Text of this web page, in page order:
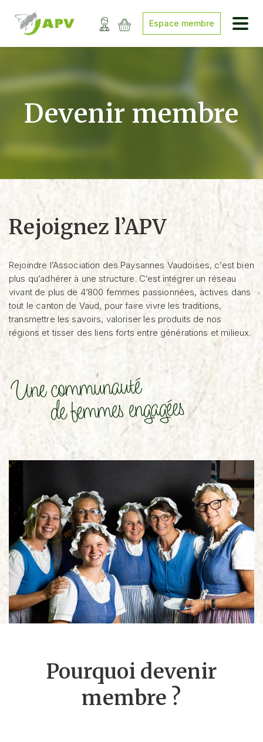
Espace membre
Devenir membre
Rejoignez l’APV
Rejoindre l’Association des Paysannes Vaudoises, c’est bien
plus qu’adhérer à une structure. C’est intégrer un réseau
vivant de plus de 4’800 femmes passionnées, actives dans
tout le canton de Vaud, pour faire vivre les traditions,
transmettre les savoirs, valoriser les produits de nos
régions et tisser des liens forts entre générations et milieux.
Pourquoi devenir
membre ?